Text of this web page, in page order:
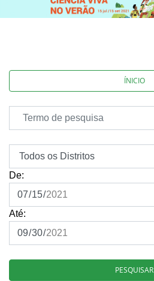
ÍNICIO
De:
Até:
PESQUISAR